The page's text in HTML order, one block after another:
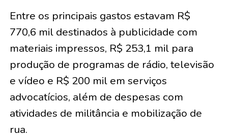
Entre os principais gastos estavam R$
770,6 mil destinados à publicidade com
materiais impressos, R$ 253,1 mil para
produção de programas de rádio, televisão
e vídeo e R$ 200 mil em serviços
advocatícios, além de despesas com
atividades de militância e mobilização de
rua.